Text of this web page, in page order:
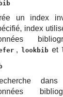
un index
index
, lookbib et